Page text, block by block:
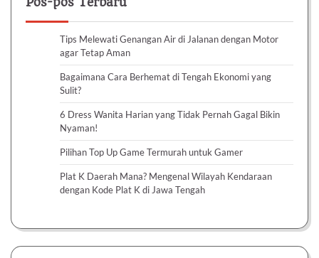
Tips Melewati Genangan Air di Jalanan dengan Motor
agar Tetap Aman
Bagaimana Cara Berhemat di Tengah Ekonomi yang
Sulit?
6 Dress Wanita Harian yang Tidak Pernah Gagal Bikin
Nyaman!
Pilihan Top Up Game Termurah untuk Gamer
Plat K Daerah Mana? Mengenal Wilayah Kendaraan
dengan Kode Plat K di Jawa Tengah